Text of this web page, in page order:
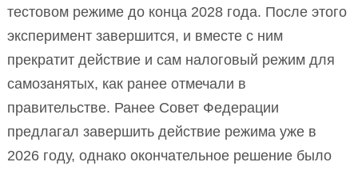
тестовом режиме до конца 2028 года. После этого
эксперимент завершится, и вместе с ним
прекратит действие и сам налоговый режим для
самозанятых, как ранее отмечали в
правительстве. Ранее Совет Федерации
предлагал завершить действие режима уже в
2026 году, однако окончательное решение было